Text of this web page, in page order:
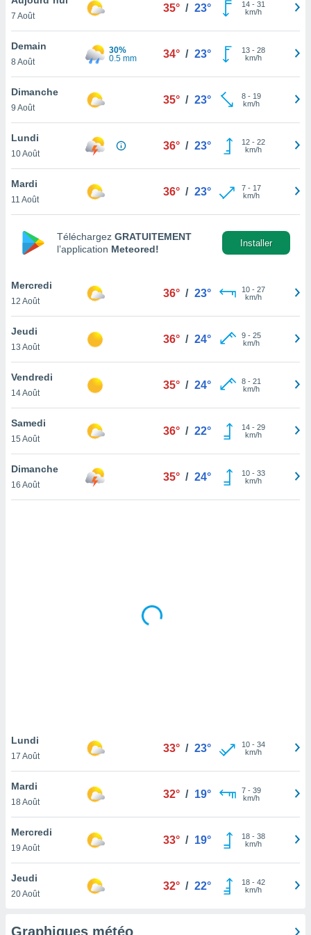
et
»,
au
vous
qu'ils
ou
le
ainsi
un
la
du
votre
à
en
le
notre
que
et que
7 Août
35° / 23° 14- 31
km/h
Demain
8 Août
30%
0.5 mm
34° / 23° 13- 28
km/h
Dimanche
9 Août
35° / 23° 8- 19
km/h
Lundi
10 Août
36° / 23° 12- 22
km/h
Mardi
11 Août
36° / 23° 7- 17
km/h
Téléchargez GRATUITEMENT
l’application Meteored!
Installer
Mercredi
12 Août
36° / 23° 10- 27
km/h
Jeudi
13 Août
36° / 24° 9- 25
km/h
Vendredi
14 Août
35° / 24° 8- 21
km/h
Samedi
15 Août
36° / 22° 14- 29
km/h
Dimanche
16 Août
35° / 24° 10- 33
km/h
Lundi
17 Août
33° / 23° 10- 34
km/h
Mardi
18 Août
32° / 19° 7- 39
km/h
Mercredi
19 Août
33° / 19° 18- 38
km/h
Jeudi
20 Août
32° / 22° 18- 42
km/h
Graphiques météo